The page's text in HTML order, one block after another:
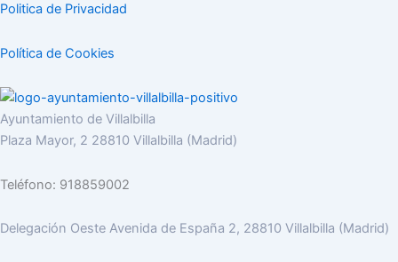
Politica de Privacidad
Política de Cookies
Ayuntamiento de Villalbilla
Plaza Mayor, 2 28810 Villalbilla (Madrid)
Teléfono: 918859002
Delegación Oeste Avenida de España 2, 28810 Villalbilla (Madrid)